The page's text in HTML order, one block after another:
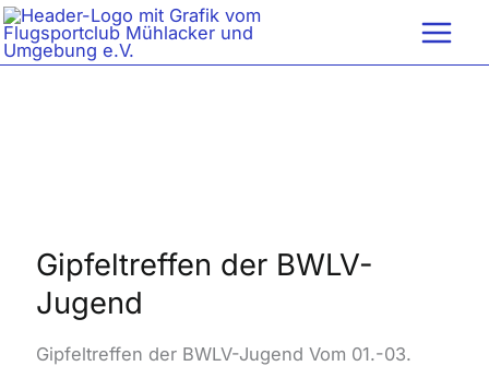
Zum
Inhalt
Gipfeltreffen der BWLV-
Jugend
Gipfeltreffen der BWLV-Jugend Vom 01.-03.
Jugend